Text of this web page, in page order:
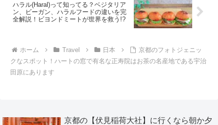
ハラル(Haral)って知ってる？ベジタリア
ン、ビーガン、ハラルフードの違いを完
全解説！ビヨンドミートが世界を救う!?
ホーム Travel 日本
京都のフォトジェニッ
クなスポット！ハートの窓で有名な正寿院はお茶の名産地である宇治
田原にあります
京都の【伏見稲荷大社】に行くなら朝か夕